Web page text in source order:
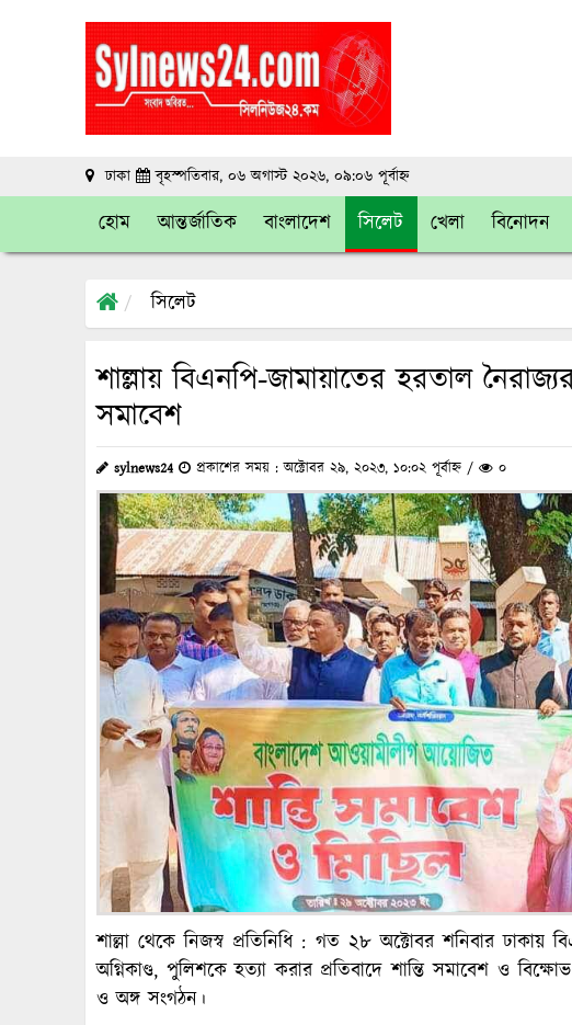
ঢাকা বৃহস্পতিবার, ০৬ অগাস্ট ২০২৬, ০৯:০৬ পূর্বাহ্ন
হোম আন্তর্জাতিক বাংলাদেশ সিলেট খেলা বিনোদন
সিলেট
শাল্লায় বিএনপি-জামায়াতের হরতাল
সমাবেশ
sylnews24 প্রকাশের সময় : অক্টোবর ২৯, ২০২৩, ১০:০২ পূর্বাহ্ন / ০
শাল্লা থেকে নিজস্ব প্রতিনিধি : গত ২৮ অক্টোবর শনিবার ঢাকায়
অগ্নিকাণ্ড, পুলিশকে হত্যা করার প্রতিবাদে শান্তি সমাবেশ ও
ও অঙ্গ সংগঠন।